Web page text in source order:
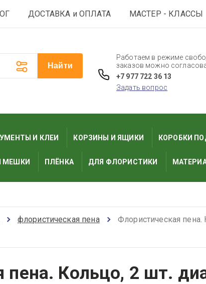
ДОСТАВКА и ОПЛАТА МАСТЕР - КЛАССЫ
Найти
Работаем в режиме
заказов можно
+7 977 722 36 13
Задать вопрос
И КЛЕИ КОРЗИНЫ И ЯЩИКИ КОРОБКИ
МЕШКИ ПЛЁНКА ДЛЯ ФЛОРИСТИКИ
флористическая пена
Флористическая
пена. Кольцо, 2 шт.